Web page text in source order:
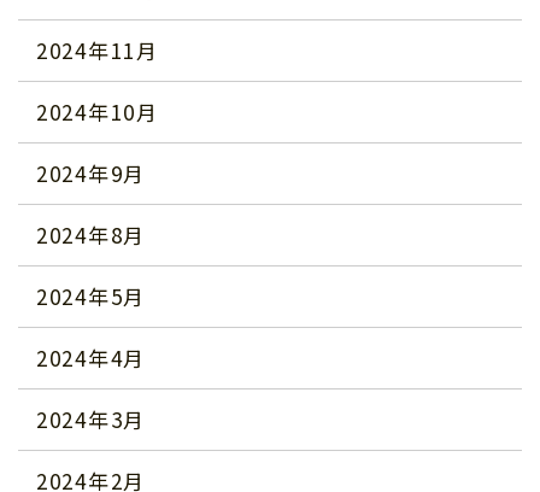
2024年11月
2024年10月
2024年9月
2024年8月
2024年5月
2024年4月
2024年3月
2024年2月